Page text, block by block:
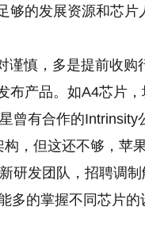
够的发展资源和芯片
谨慎，多是提前收购
布产品。如A4芯片
曾有合作的Intrinsity
，但这还不够，苹
研发团队，招聘调
多的掌握不同芯片